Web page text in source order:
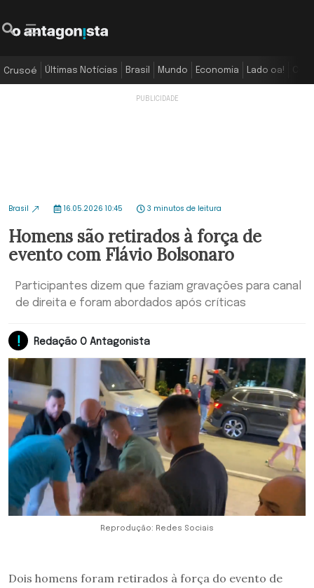
Crusoé Últimas Notícias Brasil Mundo Economia Lado oa!
Brasil 16.05.2026 10:45 3 minutos de leitura
Homens são retirados à força de
evento com Flávio Bolsonaro
Participantes dizem que faziam gravações para canal
de direita e foram abordados após críticas
Redação O Antagonista
Reprodução: Redes Sociais
Dois homens foram retirados à força do evento de